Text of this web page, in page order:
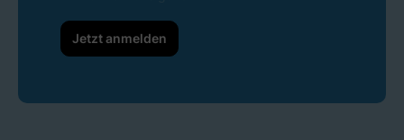
Jetzt anmelden